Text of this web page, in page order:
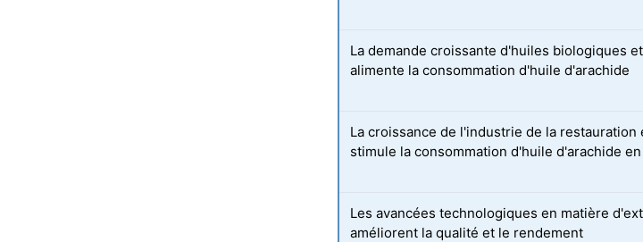
La demande croissante d'huiles biologiques
alimente la consommation d'huile d'arachide
La croissance de l'industrie de la restauration
stimule la consommation d'huile d'arachide
Les avancées technologiques en matière
améliorent la qualité et le rendement